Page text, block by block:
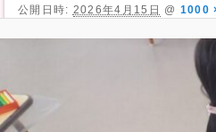
公開日時: 2026年4月15日 @ 1000